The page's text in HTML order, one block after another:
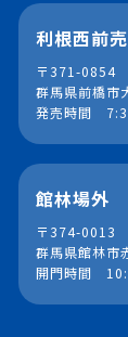
利根西前
〒371-0854
群馬県前橋市
発売時間
館林場外
〒374-0013
群馬県館林市
開門時間